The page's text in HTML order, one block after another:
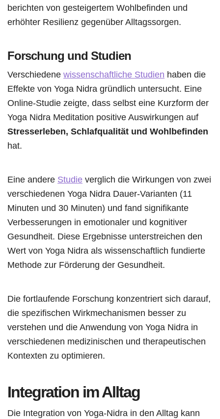
berichten von gesteigertem Wohlbefinden und
erhöhter Resilienz gegenüber Alltagssorgen.
Forschung und Studien
Verschiedene wissenschaftliche Studien haben die
Effekte von Yoga Nidra gründlich untersucht. Eine
Online-Studie zeigte, dass selbst eine Kurzform der
Yoga Nidra Meditation positive Auswirkungen auf
Stresserleben, Schlafqualität und Wohlbefinden
hat.
Eine andere Studie verglich die Wirkungen von zwei
verschiedenen Yoga Nidra Dauer-Varianten (11
Minuten und 30 Minuten) und fand signifikante
Verbesserungen in emotionaler und kognitiver
Gesundheit. Diese Ergebnisse unterstreichen den
Wert von Yoga Nidra als wissenschaftlich fundierte
Methode zur Förderung der Gesundheit.
Die fortlaufende Forschung konzentriert sich darauf,
die spezifischen Wirkmechanismen besser zu
verstehen und die Anwendung von Yoga Nidra in
verschiedenen medizinischen und therapeutischen
Kontexten zu optimieren.
Integration im Alltag
Die Integration von Yoga-Nidra in den Alltag kann